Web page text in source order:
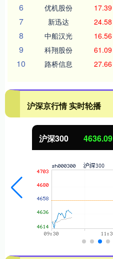
6 优机股份 17.39
7 新迅达 24.58
8 中船汉光 16.56
9 科翔股份 61.09
10 路桥信息 27.66
沪深京行情 实时轮播
沪深300 4636.09